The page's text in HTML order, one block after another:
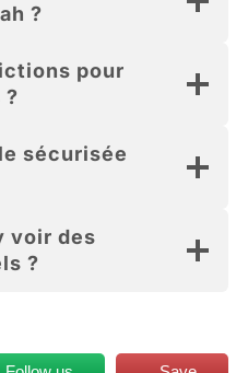
?
pour
?
sécurisée
voir des
?